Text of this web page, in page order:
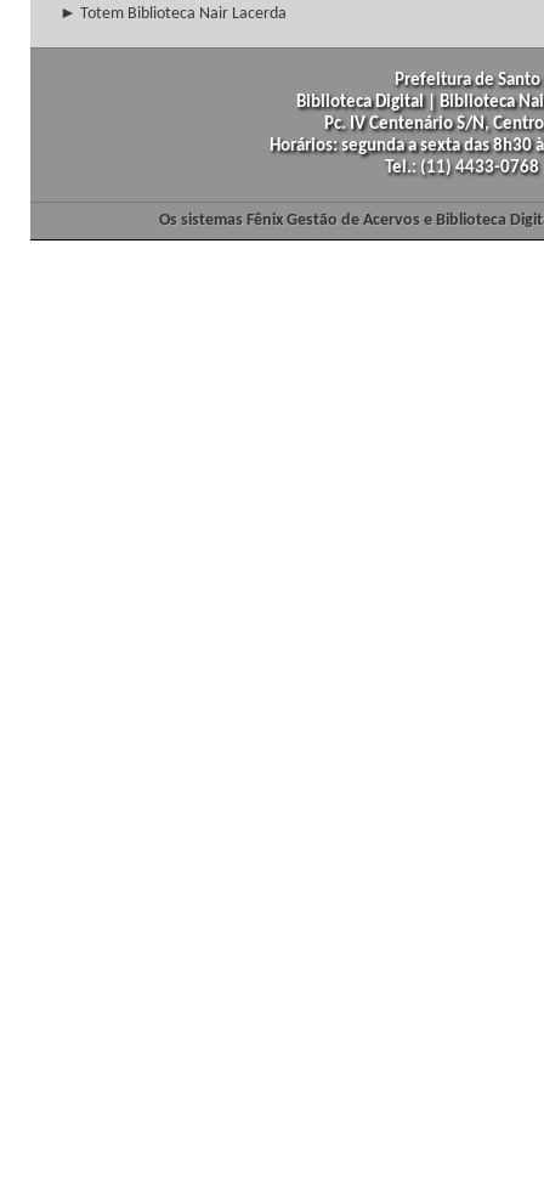
► Totem Biblioteca Nair Lacerda
Prefeitura de
Biblioteca Digital | Biblioteca
Pc. IV Centenário S/N,
Horários: segunda a sexta das
Tel.: (11) 4433-
Os sistemas Fênix Gestão de Acervos e Biblioteca